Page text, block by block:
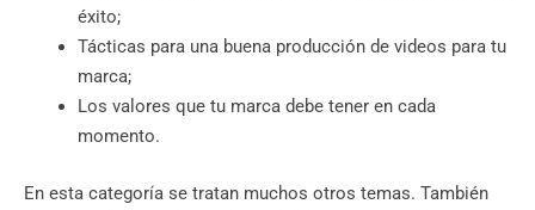
éxito;
Tácticas para una buena producción de videos para tu
marca;
Los valores que tu marca debe tener en cada
momento.
En esta categoría se tratan muchos otros temas. También